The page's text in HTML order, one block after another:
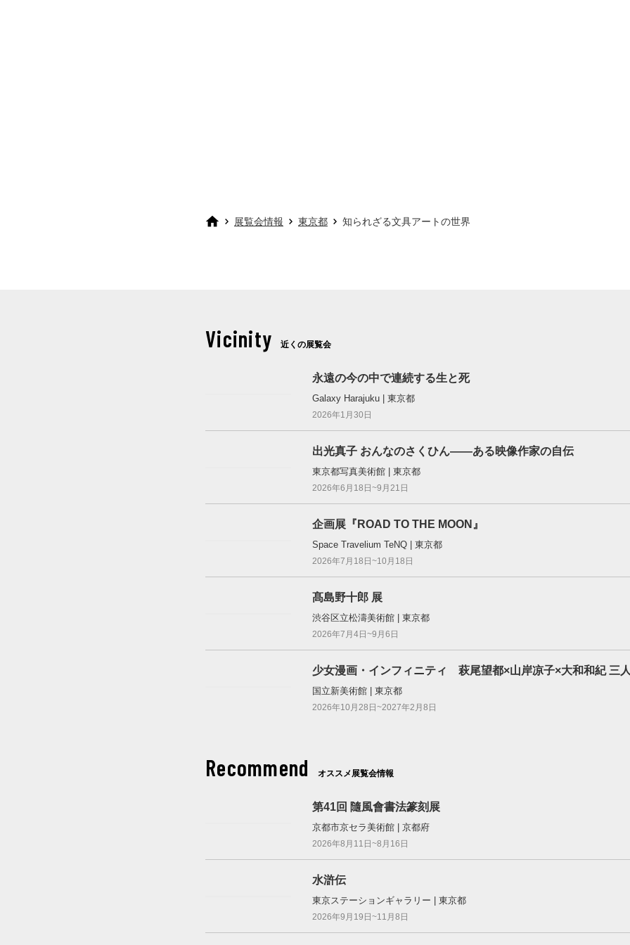
展覧会情報 東京都 知られざる文具アートの世界
Vicinity 近くの展覧会
永遠の今の中で連続する生と死
Galaxy Harajuku | 東京都
2026年1月30日
出光真子 おんなのさくひん――ある映像作家の自伝
東京都写真美術館 | 東京都
2026年6月18日~9月21日
企画展『ROAD TO THE MOON』
Space Travelium TeNQ | 東京都
2026年7月18日~10月18日
髙島野十郎 展
渋谷区立松濤美術館 | 東京都
2026年7月4日~9月6日
少女漫画・インフィニティ 萩尾望都×山岸凉子×大和和紀 三
国立新美術館 | 東京都
2026年10月28日~2027年2月8日
Recommend オススメ展覧会情報
第41回 隨風會書法篆刻展
京都市京セラ美術館 | 京都府
2026年8月11日~8月16日
水滸伝
東京ステーションギャラリー | 東京都
2026年9月19日~11月8日